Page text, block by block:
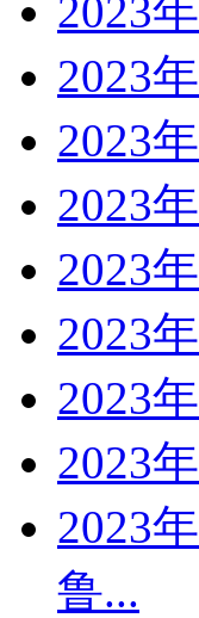
2023
2023
2023
2023
2023
2023
2023
2023
2023
鲁...